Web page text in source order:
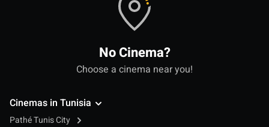
No Cinema?
Choose a cinema near you!
Cinemas in Tunisia
Pathé Tunis City